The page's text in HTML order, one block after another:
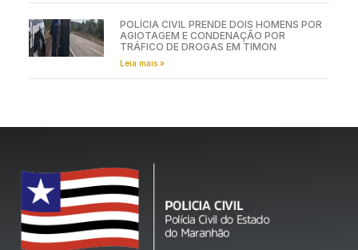
POLÍCIA CIVIL PRENDE DOIS HOMENS POR
AGIOTAGEM E CONDENAÇÃO POR
TRÁFICO DE DROGAS EM TIMON
Leia mais »